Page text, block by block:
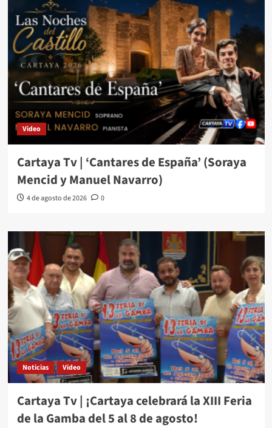
Video
Cartaya Tv | ‘Cantares de España’ (Soraya
Mencid y Manuel Navarro)
4 de agosto de 2026 0
Noticias Video
Cartaya Tv | ¡Cartaya celebrará la XIII Feria
de la Gamba del 5 al 8 de agosto!